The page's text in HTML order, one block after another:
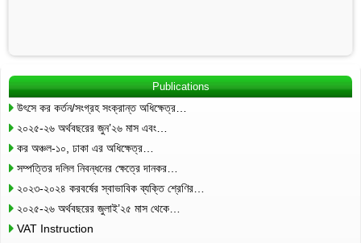
Publications
উৎসে কর কর্তন/সংগ্রহ সংক্রান্ত অধিক্ষেত্র…
২০২৫-২৬ অর্থবছরের জুন’২৬ মাস এবং…
কর অঞ্চল-১০, ঢাকা এর অধিক্ষেত্র…
সম্পত্তির দলিল নিবন্ধনের ক্ষেত্রে দানকর…
২০২৩-২০২৪ করবর্ষের স্বাভাবিক ব্যক্তি শ্রেণির…
২০২৫-২৬ অর্থবছরের জুলাই’২৫ মাস থেকে…
VAT Instruction